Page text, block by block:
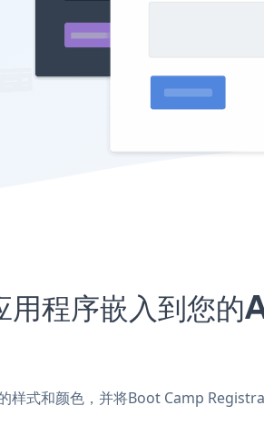
程序嵌入到您的
式和颜色，并将Boot Camp